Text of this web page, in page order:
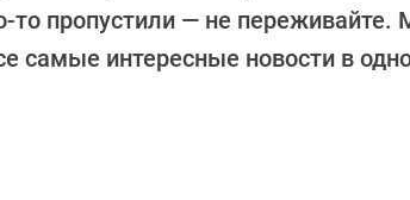
то пропустили — не переживайте.
самые интересные новости в